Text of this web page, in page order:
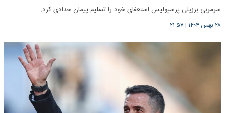
سرمربی برزیلی پرسپولیس استعفای خود را تسلیم پیمان حدادی کرد.
۲۸ بهمن ۱۴۰۴ | ۲۱:۵۷